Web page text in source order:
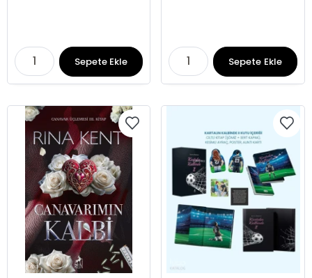
Sepete Ekle Sepete Ekle